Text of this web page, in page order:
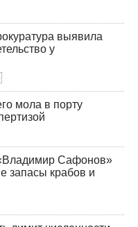
выявила
у
мола в порту
Сафонов»
запасы крабов и